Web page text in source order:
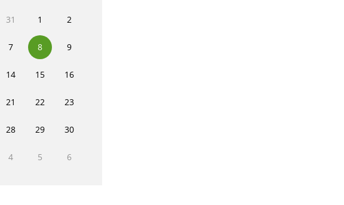
31 1 2
7 8 9
14 15 16
21 22 23
28 29 30
4 5 6